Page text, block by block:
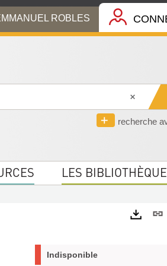
ROBLES
recherche
LES
Indisponible